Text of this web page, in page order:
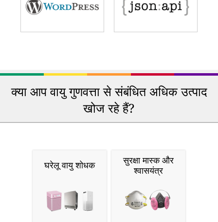
क्या आप वायु गुणवत्ता से संबंधित अधिक उत्पाद
खोज रहे हैं?
घरेलू वायु शोधक
सुरक्षा मास्क और
श्वासयंत्र